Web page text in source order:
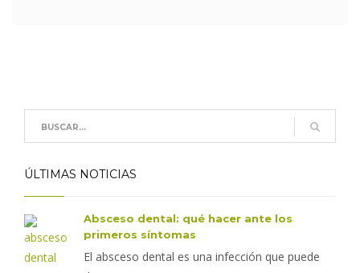
ÚLTIMAS NOTICIAS
Absceso dental: qué hacer ante los
primeros síntomas
El absceso dental es una infección que puede